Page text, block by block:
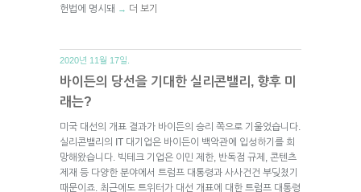
헌법에 명시돼 → 더 보기
2020년 11월 17일.
바이든의 당선을 기대한 실리콘밸리, 향후 미
래는?
미국 대선의 개표 결과가 바이든의 승리 쪽으로 기울었습니다.
실리콘밸리의 IT 대기업은 바이든이 백악관에 입성하기를 희
망해왔습니다. 빅테크 기업은 이민 제한, 반독점 규제, 콘텐츠
제재 등 다양한 분야에서 트럼프 대통령과 사사건건 부딪쳤기
때문이죠. 최근에도 트위터가 대선 개표에 대한 트럼프 대통령